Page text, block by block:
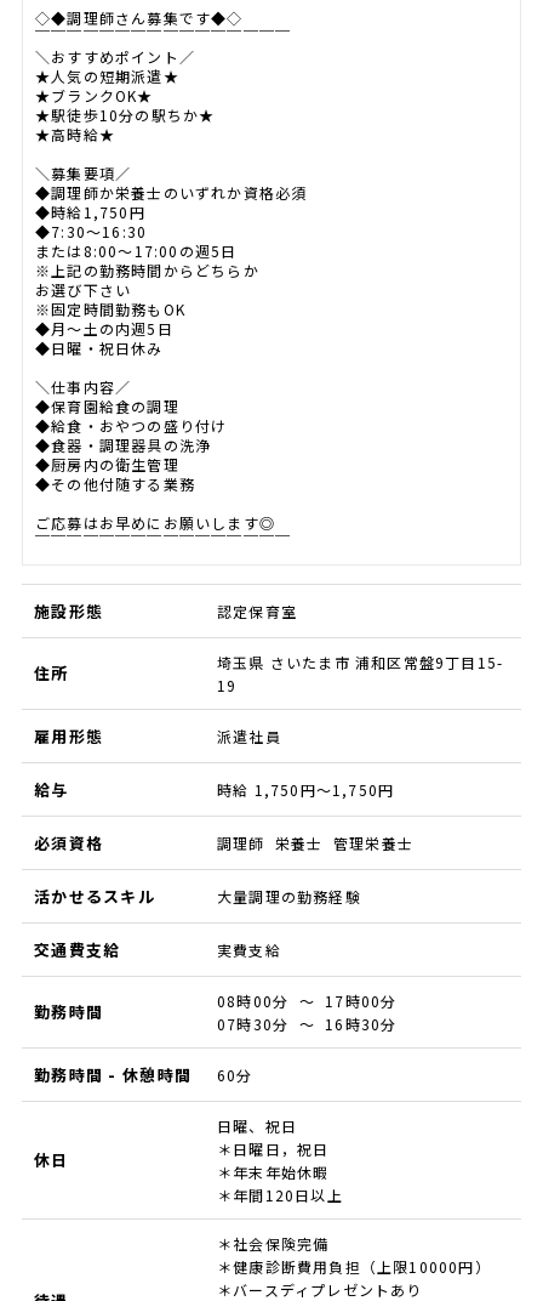
◇◆調理師さん募集です◆◇
￣￣￣￣￣￣￣￣￣￣￣￣￣￣￣￣
＼おすすめポイント／
★人気の短期派遣★
★ブランクOK★
★駅徒歩10分の駅ちか★
★高時給★
＼募集要項／
◆調理師か栄養士のいずれか資格必須
◆時給1,750円
◆7:30～16:30
または8:00～17:00の週5日
※上記の勤務時間からどちらか
お選び下さい
※固定時間勤務もOK
◆月～土の内週5日
◆日曜・祝日休み
＼仕事内容／
◆保育園給食の調理
◆給食・おやつの盛り付け
◆食器・調理器具の洗浄
◆厨房内の衛生管理
◆その他付随する業務
ご応募はお早めにお願いします◎
￣￣￣￣￣￣￣￣￣￣￣￣￣￣￣￣
施設形態 認定保育室
住所
埼玉県 さいたま市 浦和区常盤9丁目15-
19
雇用形態 派遣社員
給与 時給 1,750円～1,750円
必須資格 調理師 栄養士 管理栄養士
活かせるスキル 大量調理の勤務経験
交通費支給 実費支給
勤務時間
08時00分 ～ 17時00分
07時30分 ～ 16時30分
勤務時間 - 休憩時間 60分
休日
日曜、祝日
＊日曜日，祝日
＊年末年始休暇
＊年間120日以上
＊社会保険完備
＊健康診断費用負担（上限10000円）
＊バースディプレゼントあり